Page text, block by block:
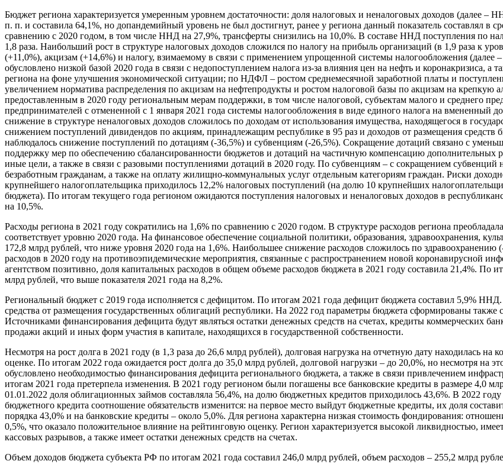
Бюджет региона характеризуется умеренным уровнем достаточности: доля налоговых и неналоговых доходов (далее –
п. п. и составила 64,1%, но допандемийный уровень не был достигнут, ранее у региона данный показатель составлял в
сравнению с 2020 годом, в том числе ННД на 27,9%, трансферты снизились на 10,0%. В составе ННД поступления по
1,8 раза. Наибольший рост в структуре налоговых доходов сложился по налогу на прибыль организаций (в 1,9 раза к
(+11,0%), акцизам (+14,6%) и налогу, взимаемому в связи с применением упрощенной системы налогообложения
обусловлено низкой базой 2020 года в связи с недопоступлением налога из-за влияния цен на нефть и коронакризиса,
региона на фоне улучшения экономической ситуации; по НДФЛ – ростом среднемесячной заработной платы и
увеличением норматива распределения по акцизам на нефтепродукты и ростом налоговой базы по акцизам на
предоставленным в 2020 году региональным мерам поддержки, в том числе налоговой, субъектам малого и среднего
предпринимателей с отмененной с 1 января 2021 года системы налогообложения в виде единого налога на вмененный
снижение в структуре неналоговых доходов сложилось по доходам от использования имущества, находящегося в
снижением поступлений дивидендов по акциям, принадлежащим республике в 95 раз и доходов от размещения средств
наблюдалось снижение поступлений по дотациям (-36,5%) и субвенциям (-26,5%). Сокращение дотаций связано с
поддержку мер по обеспечению сбалансированности бюджетов и дотаций на частичную компенсацию
иные цели, а также в связи с разовыми поступлениями дотаций в 2020 году. По субвенциям – с сокращением
безработным гражданам, а также на оплату жилищно-коммунальных услуг отдельным категориям граждан. Риски
крупнейшего налогоплательщика приходилось 12,2% налоговых поступлений (на долю 10 крупнейших
бюджета). По итогам текущего года регионом ожидаются поступления налоговых и неналоговых доходов в
на 10,5%.
Расходы региона в 2021 году сократились на 1,6% по сравнению с 2020 годом. В структуре расходов региона
соответствует уровню 2020 года. На финансовое обеспечение социальной политики, образования, здравоохранения,
172,8 млрд рублей, что ниже уровня 2020 года на 1,6%. Наибольшее снижение расходов сложилось по
расходов в 2020 году на противоэпидемические мероприятия, связанные с распространением новой коронавирусной
агентством позитивно, доля капитальных расходов в общем объеме расходов бюджета в 2021 году составила 21,4%. По
млрд рублей, что выше показателя 2021 года на 8,2%.
Региональный бюджет с 2019 года исполняется с дефицитом. По итогам 2021 года дефицит бюджета составил 5,9%
средства от размещения государственных облигаций республики. На 2022 год параметры бюджета сформированы
Источниками финансирования дефицита будут являться остатки денежных средств на счетах, кредиты коммерческих
продажи акций и иных форм участия в капитале, находящихся в государственной собственности.
Несмотря на рост долга в 2021 году (в 1,3 раза до 26,6 млрд рублей), долговая нагрузка на отчетную дату находилась
оценке. По итогам 2022 года ожидается рост долга до 35,0 млрд рублей, долговой нагрузки – до 20,0%, но несмотря на
обусловлено необходимостью финансирования дефицита регионального бюджета, а также в связи привлечением
итогам 2021 года претерпела изменения. В 2021 году регионом были погашены все банковские кредиты в размере 4,0
01.01.2022 доля облигационных займов составляла 56,4%, на долю бюджетных кредитов приходилось 43,6%. В 2022
бюджетного кредита соотношение обязательств изменится: на первое место выйдут бюджетные кредиты, их доля
порядка 43,0% и на банковские кредиты – около 5,0%. Для региона характерна низкая стоимость фондирования:
0,5%, что оказало положительное влияние на рейтинговую оценку. Регион характеризуется высокой ликвидностью,
кассовых разрывов, а также имеет остатки денежных средств на счетах.
Объем доходов бюджета субъекта РФ по итогам 2021 года составил 246,0 млрд рублей, объем расходов – 255,2 млрд